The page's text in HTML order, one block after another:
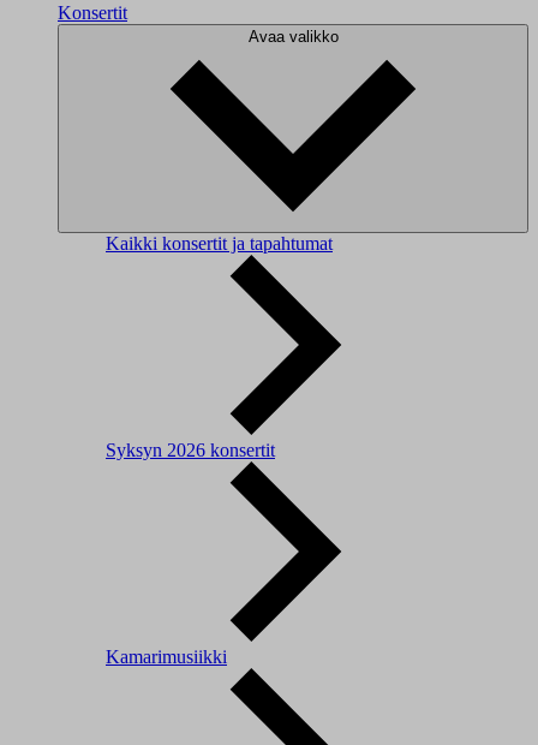
Konsertit
Avaa valikko
Kaikki konsertit ja tapahtumat
Syksyn 2026 konsertit
Kamarimusiikki